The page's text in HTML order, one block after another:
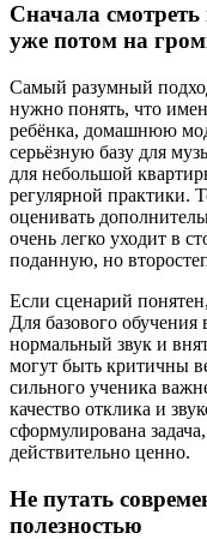
Сначала
уже потом на
Самый разумный
нужно понять, что
ребёнка, домашнюю
серьёзную базу для
для небольшой
регулярной практики.
оценивать
очень легко уходит в
поданную, но
Если сценарий
Для базового обучения
нормальный звук и
могут быть критичны
сильного ученика
качество отклика и
сформулирована
действительно ценно.
Не путать
полезностью